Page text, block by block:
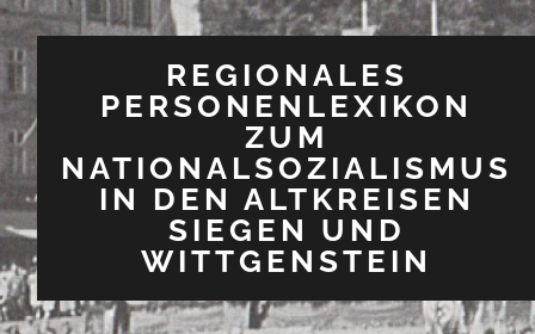
REGIONALES
PERSONENLEXIKON
ZUM
NATIONALSOZIALISMUS
IN DEN ALTKREISEN
SIEGEN UND
WITTGENSTEIN